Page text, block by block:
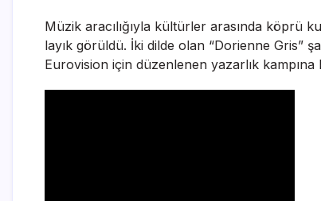
Müzik aracılığıyla kültürler arasında köprü
layık görüldü. İki dilde olan “Dorienne Gris”
Eurovision için düzenlenen yazarlık kampına